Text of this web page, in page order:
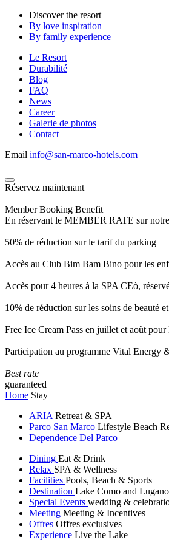
Discover the resort
By love inspiration
By family experience
Le Resort
Durabilité
Blog
FAQ
News
Career
Galerie de photos
Contact
Email info@san-marco-hotels.com
Réservez maintenant
Member Booking Benefit
En réservant le MEMBER RATE sur
50% de réduction sur le tarif du parking
Accès au Club Bim Bam Bino pour les
Accès pour 4 heures à la SPA CEò,
10% de réduction sur les soins de beauté
Free Ice Cream Pass en juillet et août pour
Participation au programme Vital Energy
Best rate
guaranteed
Home Stay
ARIA Retreat & SPA
Parco San Marco Lifestyle Beach
Dependence Del Parco
Dining Eat & Drink
Relax SPA & Wellness
Facilities Pools, Beach & Sports
Destination Lake Como and Lugano
Special Events wedding &
Meeting Meeting & Incentives
Offres Offres exclusives
Experience Live the Lake